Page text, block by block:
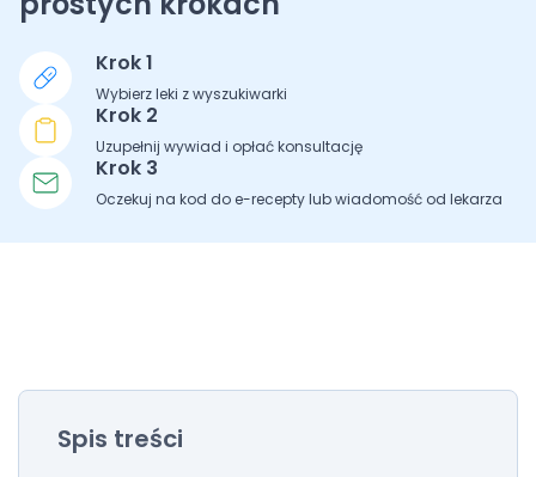
Krok 1
Wybierz leki z wyszukiwarki
Krok 2
Uzupełnij wywiad i opłać konsultację
Krok 3
Oczekuj na kod do e-recepty lub wiadomość od lekarza
Spis treści